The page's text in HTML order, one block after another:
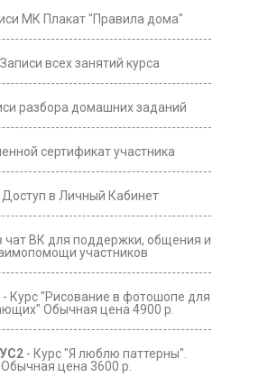
МК Плакат "Правила дома"
Записи всех занятий курса
разбора домашних заданий
сертификат участника
Доступ в Личный Кабинет
чат ВК для поддержки, общения и
участников
- Курс "Рисование в фотошопе для
Обычная цена 4900 р.
- Курс "Я люблю паттерны".
Обычная цена 3600 р.